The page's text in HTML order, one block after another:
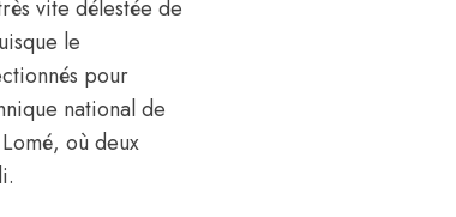
vite délestée de
le
pour
national de
où deux